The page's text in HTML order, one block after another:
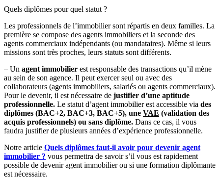
Quels diplômes pour quel statut ?
Les professionnels de l’immobilier sont répartis en deux familles. La
première se compose des agents immobiliers et la seconde des
agents commerciaux indépendants (ou mandataires). Même si leurs
missions sont très proches, leurs statuts sont différents.
– Un agent immobilier est responsable des transactions qu’il mène
au sein de son agence. Il peut exercer seul ou avec des
collaborateurs (agents immobiliers, salariés ou agents commerciaux).
Pour le devenir, il est nécessaire de justifier d’une aptitude
professionnelle. Le statut d’agent immobilier est accessible via des
diplômes (BAC+2, BAC+3, BAC+5), une VAE (validation des
acquis professionnels) ou sans diplôme. Dans ce cas, il vous
faudra justifier de plusieurs années d’expérience professionnelle.
Notre article Quels diplômes faut-il avoir pour devenir agent
immobilier ? vous permettra de savoir s’il vous est rapidement
possible de devenir agent immobilier ou si une formation diplômante
est nécessaire.